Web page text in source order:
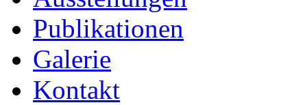
Publikationen
Galerie
Kontakt